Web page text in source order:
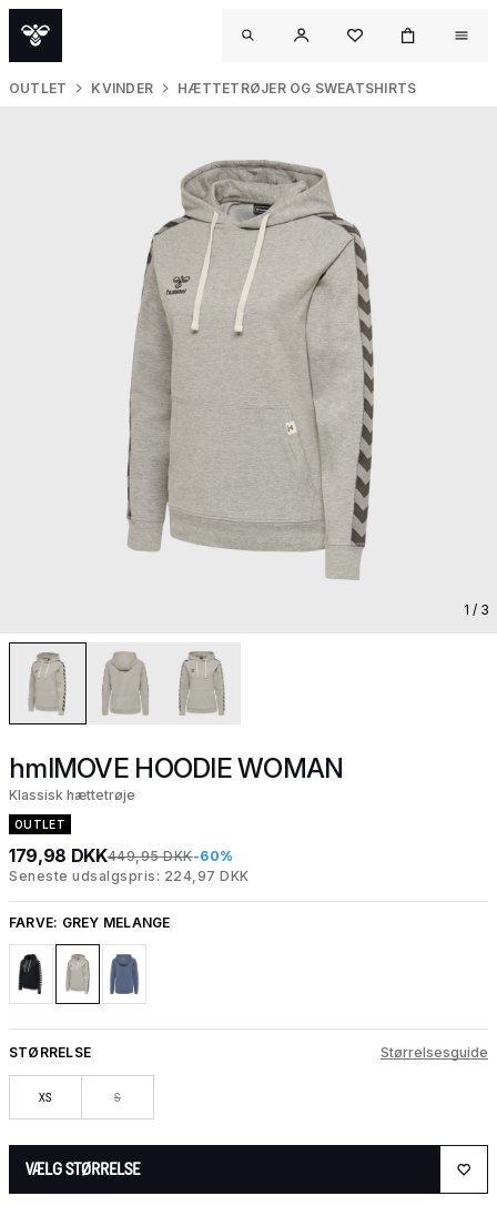
OUTLET KVINDER HÆTTETRØJER OG SWEATSHIRTS
1 / 3
hmlMOVE HOODIE WOMAN
Klassisk hættetrøje
OUTLET
179,98 DKK449,95 DKK-60%
Seneste udsalgspris: 224,97 DKK
FARVE: GREY MELANGE
STØRRELSE Størrelsesguide
XS S
VÆLG STØRRELSE